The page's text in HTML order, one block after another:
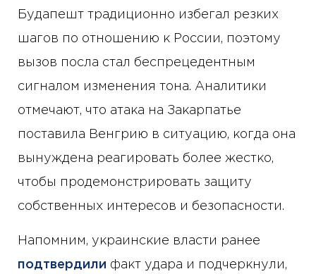
Будапешт традиционно избегал резких
шагов по отношению к России, поэтому
вызов посла стал беспрецедентным
сигналом изменения тона. Аналитики
отмечают, что атака на Закарпатье
поставила Венгрию в ситуацию, когда она
вынуждена реагировать более жестко,
чтобы продемонстрировать защиту
собственных интересов и безопасности.
Напомним, украинские власти ранее
подтвердили факт удара и подчеркнули,